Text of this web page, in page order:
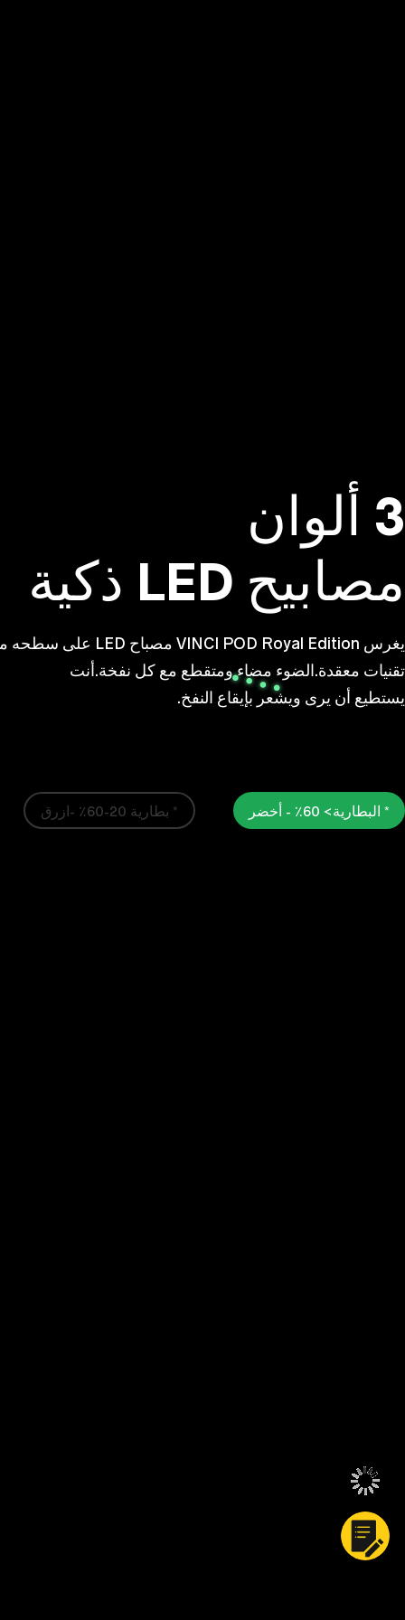
3 ألوان
مصابيح LED ذكية
يغرس VINCI POD Royal Edition مصباح LED على سطحه من خلاله
تقنيات معقدة.الضوء مضاء ومتقطع مع كل نفخة.أنت
يستطيع أن يرى ويشعر بإيقاع النفخ.
* البطارية> 60٪ - أخضر * بطارية 20-60٪ -ازرق